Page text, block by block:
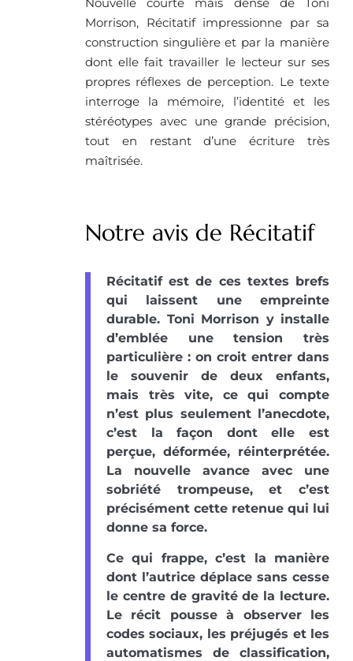
Morrison, Récitatif impressionne par sa
construction singulière et par la manière
dont elle fait travailler le lecteur sur ses
propres réflexes de perception. Le texte
interroge la mémoire, l’identité et les
stéréotypes avec une grande précision,
tout en restant d’une écriture très
maîtrisée.
Notre avis de Récitatif
Récitatif est de ces textes brefs
qui laissent une empreinte
durable. Toni Morrison y installe
d’emblée une tension très
particulière : on croit entrer dans
le souvenir de deux enfants,
mais très vite, ce qui compte
n’est plus seulement l’anecdote,
c’est la façon dont elle est
perçue, déformée, réinterprétée.
La nouvelle avance avec une
sobriété trompeuse, et c’est
précisément cette retenue qui lui
donne sa force.
Ce qui frappe, c’est la manière
dont l’autrice déplace sans cesse
le centre de gravité de la lecture.
Le récit pousse à observer les
codes sociaux, les préjugés et les
automatismes de classification,